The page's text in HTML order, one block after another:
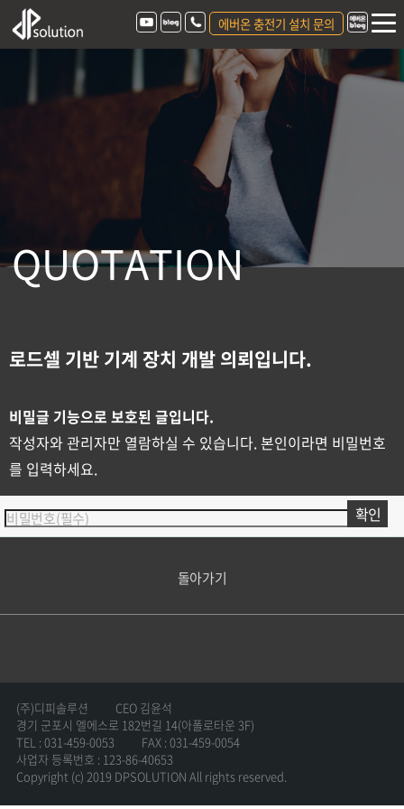
에버온 충전기 설치 문의
QUOTATION
로드셀 기반 기계 장치 개발 의뢰입니다.
비밀글 기능으로 보호된 글입니다.
작성자와 관리자만 열람하실 수 있습니다. 본인이라면 비밀번호
를 입력하세요.
돌아가기
(주)디피솔루션
CEO 김윤석
경기 군포시 엘에스로 182번길 14(아폴로타운 3F)
TEL : 031-459-0053
FAX : 031-459-0054
사업자 등록번호 : 123-86-40653
Copyright (c) 2019 DPSOLUTION All rights reserved.